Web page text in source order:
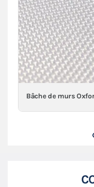
Bâche de murs